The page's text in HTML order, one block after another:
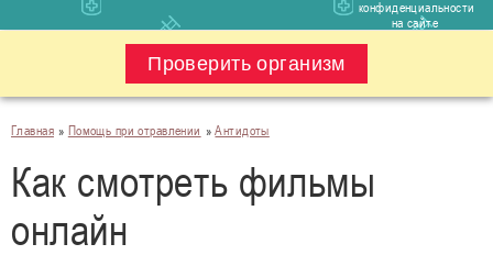
конфиденциальности
на сайте
Проверить организм
Главная » Помощь при отравлении »Антидоты
Как смотреть фильмы
онлайн